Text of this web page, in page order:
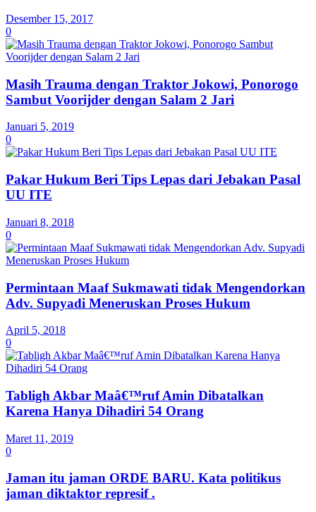
Desember 15, 2017
0
Masih Trauma dengan Traktor Jokowi, Ponorogo
Sambut Voorijder dengan Salam 2 Jari
Januari 5, 2019
0
Pakar Hukum Beri Tips Lepas dari Jebakan Pasal
UU ITE
Januari 8, 2018
0
Permintaan Maaf Sukmawati tidak Mengendorkan
Adv. Supyadi Meneruskan Proses Hukum
April 5, 2018
0
Tabligh Akbar Maâ€™ruf Amin Dibatalkan
Karena Hanya Dihadiri 54 Orang
Maret 11, 2019
0
Jaman itu jaman ORDE BARU. Kata politikus
jaman diktaktor represif .